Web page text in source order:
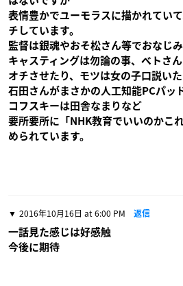
表情豊かでユーモラスに描かれてい
チしています。
監督は銀魂やおそ松さん等でおなじみ
キャスティングは勿論の事、ベトさ
オチさせたり、モツは女の子口説いた
石田さんがまさかの人工知能PCパッ
コフスキーは田舎なまりなど
要所要所に「NHK教育でいいのかこ
められています。
2016年10月16日 at 6:00 PM 返信
一話見た感じは好感触
今後に期待